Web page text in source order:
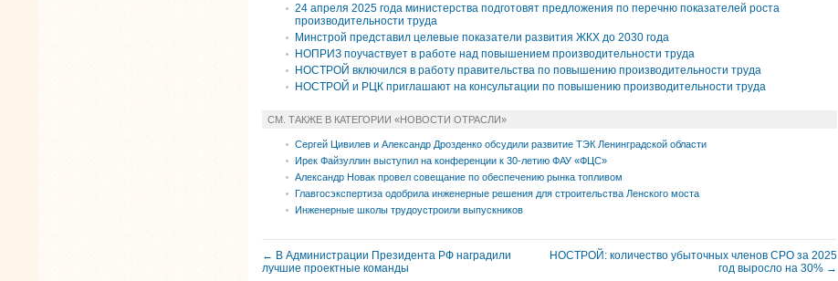
24 апреля 2025 года министерства подготовят предложения по перечню показателей роста
производительности труда
Минстрой представил целевые показатели развития ЖКХ до 2030 года
НОПРИЗ поучаствует в работе над повышением производительности труда
НОСТРОЙ включился в работу правительства по повышению производительности труда
НОСТРОЙ и РЦК приглашают на консультации по повышению производительности труда
СМ. ТАКЖЕ В КАТЕГОРИИ «НОВОСТИ ОТРАСЛИ»
Сергей Цивилев и Александр Дрозденко обсудили развитие ТЭК Ленинградской области
Ирек Файзуллин выступил на конференции к 30-летию ФАУ «ФЦС»
Александр Новак провел совещание по обеспечению рынка топливом
Главгосэкспертиза одобрила инженерные решения для строительства Ленского моста
Инженерные школы трудоустроили выпускников
← В Администрации Президента РФ наградили
лучшие проектные команды
НОСТРОЙ: количество убыточных членов СРО за 2025
год выросло на 30% →